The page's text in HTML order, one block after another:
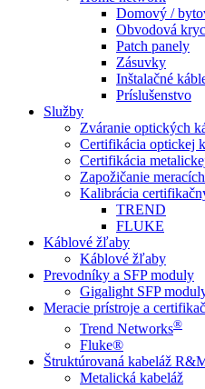
Domový /
Obvodová
Patch panely
Zásuvky
Inštalačné
Príslušenstvo
Služby
Zváranie optických
Certifikácia optickej
Certifikácia
Zapožičanie
Kalibrácia
TREND
FLUKE
Káblové žľaby
Káblové žľaby
Prevodníky a SFP moduly
Gigalight SFP
Meracie prístroje a
Trend Networks®
Fluke®
Štruktúrovaná kabeláž
Metalická kabeláž